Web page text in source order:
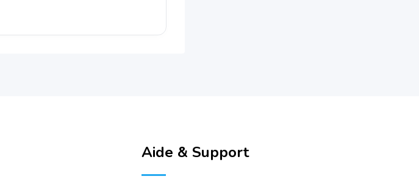
Aide & Support